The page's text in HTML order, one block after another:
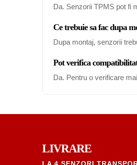
Da. Senzorii TPMS pot fi
Ce trebuie sa fac dupa
Dupa montaj, senzorii
Pot verifica
Da. Pentru o verificare
LIVRARE